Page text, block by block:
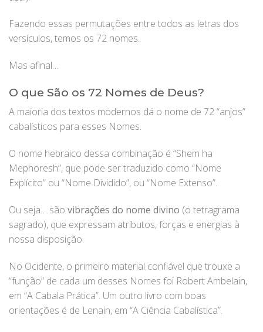
Fazendo essas permutações entre todos as letras dos
versículos, temos os 72 nomes.
Mas afinal…
O que São os 72 Nomes de Deus?
A maioria dos textos modernos dá o nome de 72 “anjos”
cabalísticos para esses Nomes.
O nome hebraico dessa combinação é “Shem ha
Mephoresh”, que pode ser traduzido como “Nome
Explícito” ou “Nome Dividido”, ou “Nome Extenso”.
Ou seja… são vibrações do nome divino (o tetragrama
sagrado), que expressam atributos, forças e energias à
nossa disposição.
No Ocidente, o primeiro material confiável que trouxe a
“função” de cada um desses Nomes foi Robert Ambelain,
em “A Cabala Prática”. Um outro livro com boas
orientações é de Lenain, em “A Ciência Cabalística”.